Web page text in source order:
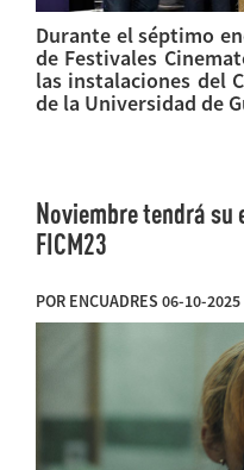
Durante el séptimo
de Festivales
las instalaciones del
de la Universidad de
Noviembre tendrá
FICM23
POR ENCUADRES 06-10-